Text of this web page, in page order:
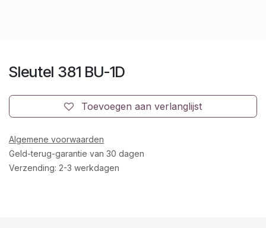
Sleutel 381 BU-1D
Toevoegen aan verlanglijst
Algemene voorwaarden
Geld-terug-garantie van 30 dagen
Verzending: 2-3 werkdagen